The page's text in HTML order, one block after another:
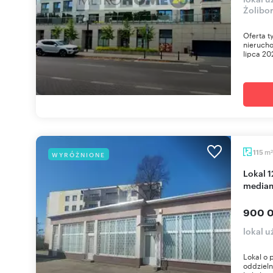
Oferta
lipca
WYRÓŻNIONE 115 m2
Lokal 124 m² z 3 wejściami, klimatyzacją i
900
lokal
Lokal o